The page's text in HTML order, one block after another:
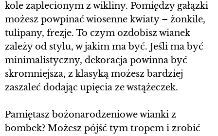
kole zaplecionym z wikliny. Pomiędzy gałązki
możesz powpinać wiosenne kwiaty – żonkile,
tulipany, frezje. To czym ozdobisz wianek
zależy od stylu, w jakim ma być. Jeśli ma być
minimalistyczny, dekoracja powinna być
skromniejsza, z klasyką możesz bardziej
zaszaleć dodając upięcia ze wstążeczek.
Pamiętasz bożonarodzeniowe wianki z
bombek? Możesz pójść tym tropem i zrobić